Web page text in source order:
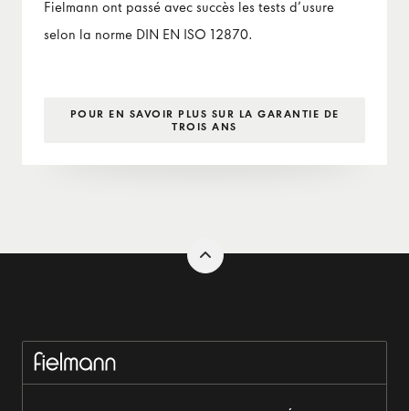
Fielmann ont passé avec succès les tests d’usure
selon la norme DIN EN ISO 12870.
POUR EN SAVOIR PLUS SUR LA GARANTIE DE
TROIS ANS